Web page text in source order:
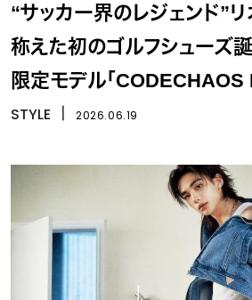
“サッカー界のレジェンド”リ
称えた初のゴルフシューズ
限定モデル「CODECHAOS
STYLE 2026.06.19